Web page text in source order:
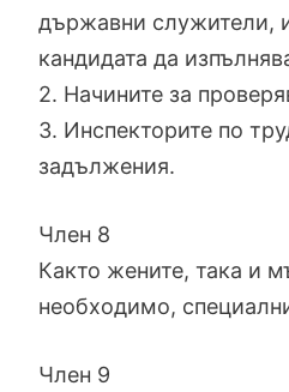
държавни служители,
кандидата да
2. Начините за
3. Инспекторите по
задължения.
Член 8
Както жените, така и
необходимо,
Член 9